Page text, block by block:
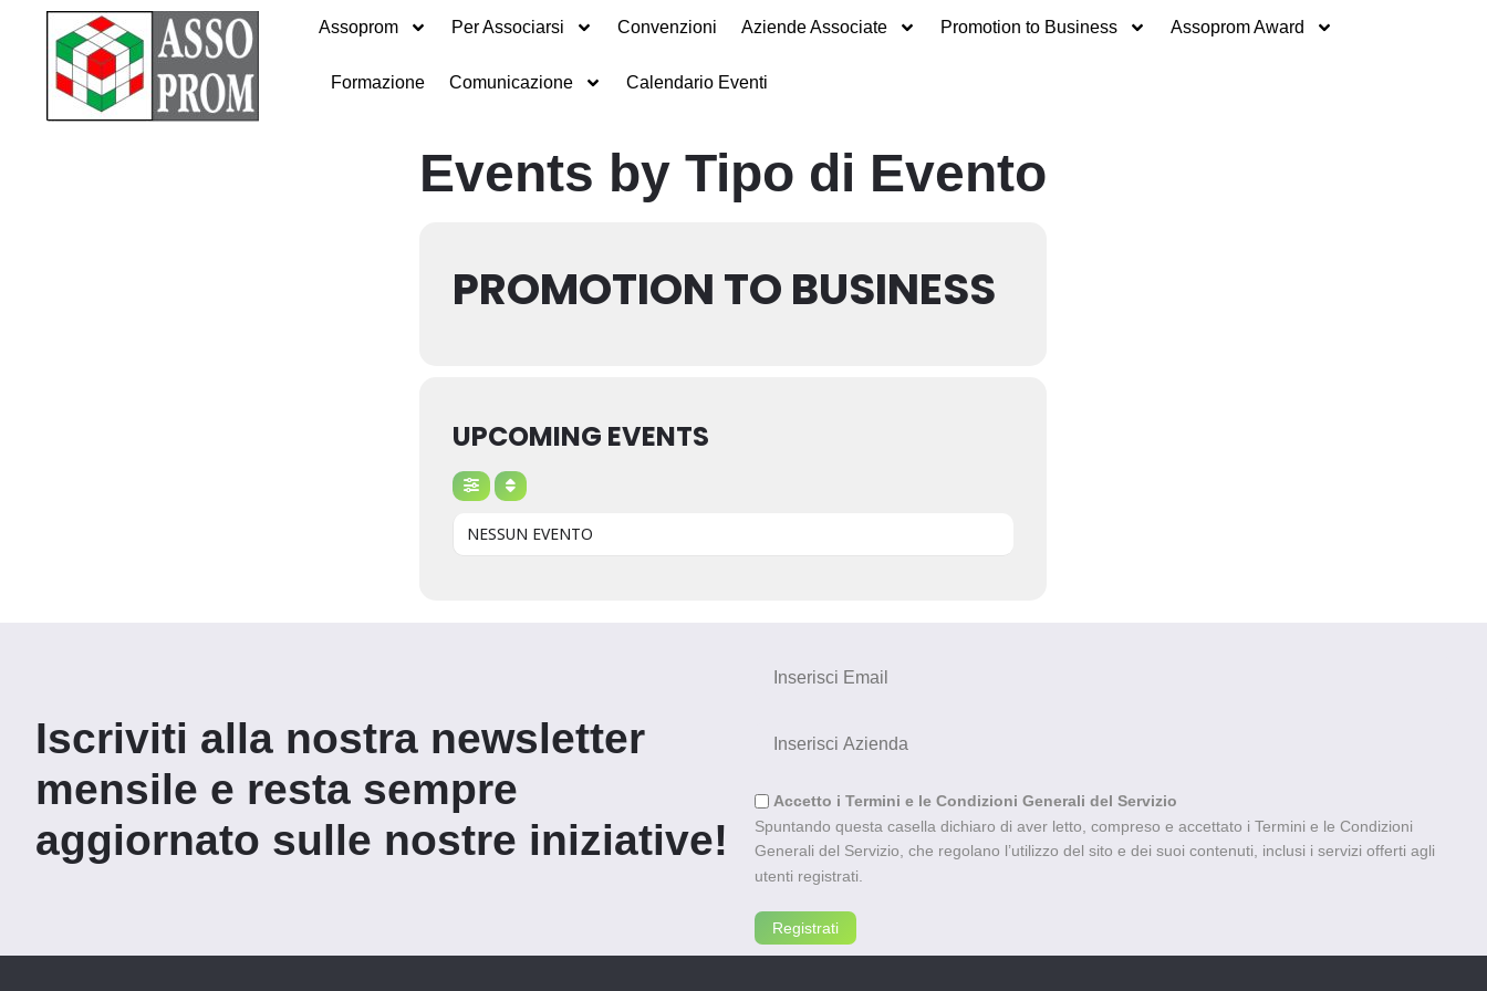
Assoprom Per Associarsi Convenzioni Aziende Associate Promotion to Business Assoprom Award
Formazione Comunicazione Calendario Eventi
Events by Tipo di Evento
PROMOTION TO BUSINESS
UPCOMING EVENTS
NESSUN EVENTO
Iscriviti alla nostra newsletter
mensile e resta sempre
aggiornato sulle nostre iniziative!
Accetto i Termini e le Condizioni Generali del Servizio
Spuntando questa casella dichiaro di aver letto, compreso e accettato i Termini e le Condizioni
Generali del Servizio, che regolano l’utilizzo del sito e dei suoi contenuti, inclusi i servizi offerti agli
utenti registrati.